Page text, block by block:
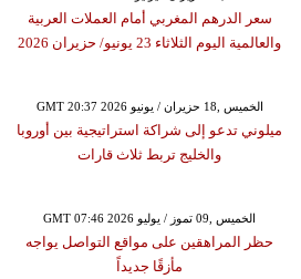
سعر الدرهم المغربي أمام العملات العربية
والعالمية اليوم الثلاثاء 23 يونيو/ حزيران 2026
GMT 20:37 2026 الخميس ,18 حزيران / يونيو
ميلوني تدعو إلى شراكة استراتيجية بين أوروبا
والخليج تربط ثلاث قارات
GMT 07:46 2026 الخميس ,09 تموز / يوليو
حظر المراهقين على مواقع التواصل يواجه
مأزقًا جديداً